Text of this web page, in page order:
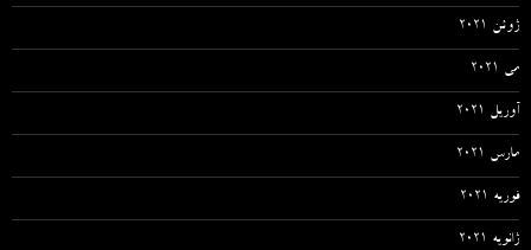
ژوئن 2021
می 2021
آوریل 2021
مارس 2021
فوریه 2021
ژانویه 2021